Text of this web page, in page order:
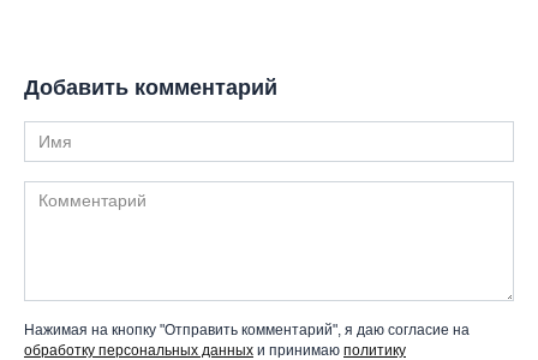
Добавить комментарий
Имя
Комментарий
Нажимая на кнопку "Отправить комментарий", я даю согласие на
обработку персональных данных и принимаю политику